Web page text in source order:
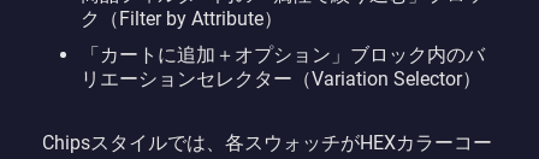
ク（Filter by Attribute）
「カートに追加＋オプション」ブロック内のバ
リエーションセレクター（Variation Selector）
Chipsスタイルでは、各スウォッチがHEXカラーコー